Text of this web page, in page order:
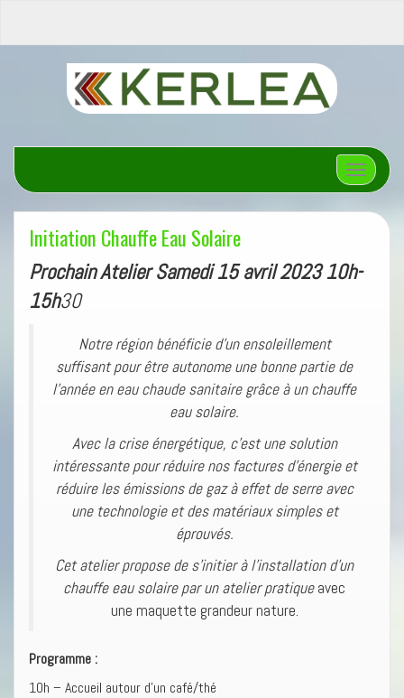
Afficher/
Initiation Chauffe Eau Solaire
Prochain Atelier Samedi 15 avril 2023 10h-
15h30
Notre région bénéficie d’un ensoleillement
suffisant pour être autonome une bonne partie de
l’année en eau chaude sanitaire grâce à un chauffe
eau solaire.
Avec la crise énergétique, c’est une solution
intéressante pour réduire nos factures d’énergie et
réduire les émissions de gaz à effet de serre avec
une technologie et des matériaux simples et
éprouvés.
Cet atelier propose de s’initier à l’installation d’un
chauffe eau solaire par un atelier pratiqueavec
une maquette grandeur nature.
Programme :
10h – Accueil autour d’un café/thé